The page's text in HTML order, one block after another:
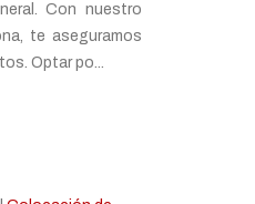
Con nuestro
te aseguramos
Optar po...